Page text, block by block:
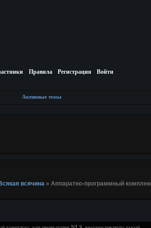
Правила Регистрация Войти
Активные темы
всячина » Аппаратно-программный